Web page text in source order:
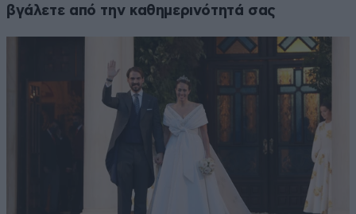
βγάλετε από την καθημερινότητά σας